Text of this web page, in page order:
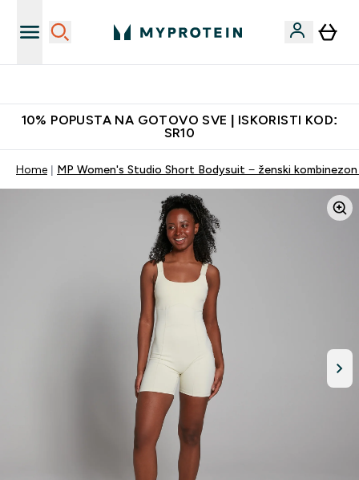
10% POPUSTA NA GOTOVO SVE | ISKORISTI KOD:
SR10
Home MP Women's Studio Short Bodysuit − ženski